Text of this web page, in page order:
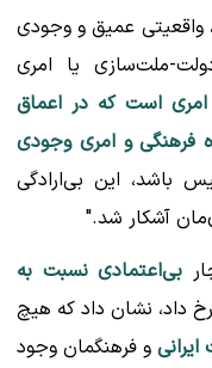
واقعیتی عمیق و وجودی
ملت‌سازی یا امری
امری است که در اعماق
فرهنگی و امری وجودی
باشد، این بی‌ارادگی
آشکار شد."
بی‌اعتمادی نسبت به
داد، نشان داد که هیچ
و فرهنگمان وجود